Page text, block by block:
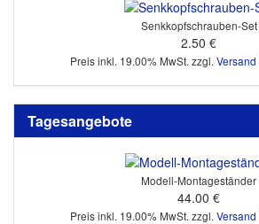
Senkkopfschrauben-Set
2.50 €
Preis inkl. 19.00% MwSt. zzgl. Versand
Tagesangebote
Modell-Montageständer
44.00 €
Preis inkl. 19.00% MwSt. zzgl. Versand